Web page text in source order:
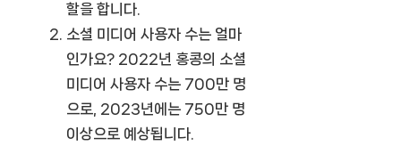
할을 합니다.
소셜 미디어 사용자 수는 얼마
인가요? 2022년 홍콩의 소셜
미디어 사용자 수는 700만 명
으로, 2023년에는 750만 명
이상으로 예상됩니다.